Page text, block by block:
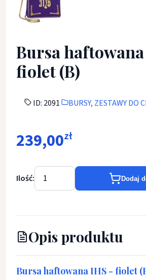
Bursa
fiolet (B)
ID: 2091 BURSY, ZESTAWY DO
239,00zł
Ilość: Dodaj
Opis produktu
Bursa haftowana IHS - fiolet